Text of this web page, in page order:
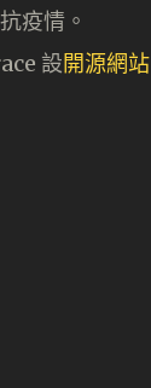
疫情。
設開源網站